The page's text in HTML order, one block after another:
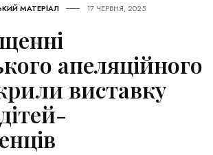
МАТЕРІАЛ 17 ЧЕРВНЯ, 2025
апеляційного
виставку